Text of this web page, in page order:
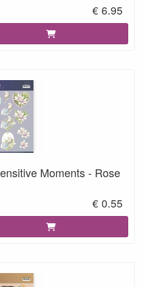
€ 6.95
Moments - Rose
€ 0.55